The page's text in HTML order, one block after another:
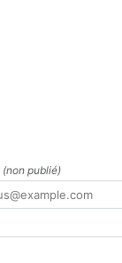
(non publié)